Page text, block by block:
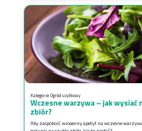
Kategorie:Ogród użytkowy
Wczesne warzywa – jak wysiać
zbiór?
Aby zaspokoić wiosenny apetyt na wczesne